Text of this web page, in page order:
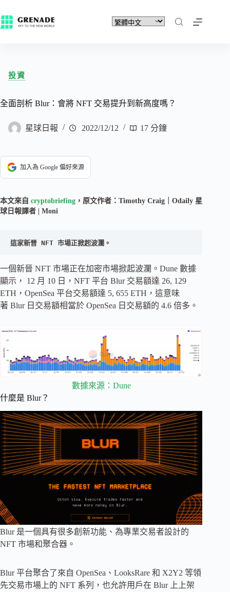
投資
全面剖析 Blur：會將 NFT 交易提升到新高度嗎？
星球日報 2022/12/12 17 分鐘
加入為 Google 偏好來源
本文來自 cryptobriefing ，原文作者：Timothy Craig｜Odaily 星
球日報譯者 | Moni
這家新晉 NFT 市場正掀起波瀾。
一個新晉 NFT 市場正在加密市場掀起波瀾。Dune 數據
顯示， 12 月 10 日，NFT 平台 Blur 交易額達 26, 129
ETH，OpenSea 平台交易額達 5, 655 ETH，這意味
著 Blur 日交易額相當於 OpenSea 日交易額的 4.6 倍多。
數據來源：Dune
什麼是 Blur？
Blur 是一個具有很多創新功能、為專業交易者設計的
NFT 市場和聚合器。
Blur 平台聚合了來自 OpenSea、LooksRare 和 X2Y2 等領
先交易市場上的 NFT 系列，也允許用戶在 Blur 上上架